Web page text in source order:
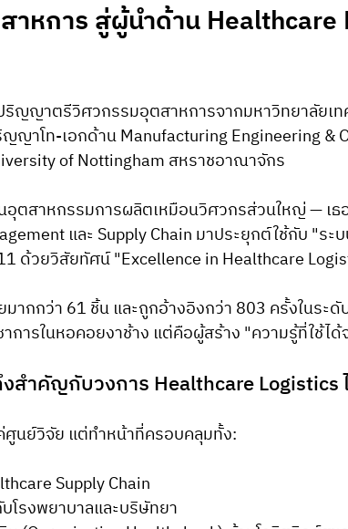
หการ สู่ผู้นำด้าน Healthcare
ญาตรีวิศวกรรมอุตสาหการจากมหาวิทยาลัยเท
ญญาโท-เอกด้าน Manufacturing Engineering &
of Nottingham สหราชอาณาจักร
นอุตสาหกรรมการผลิตเหมือนวิศวกรส่วนใหญ่ — เ
และ Supply Chain มาประยุกต์ใช้กับ "ร
ด้วยวิสัยทัศน์ "Excellence in Healthcare
ากกว่า 61 ชิ้น และถูกอ้างอิงกว่า 803 ครั้งในระ
าการในหอคอยงาช้าง แต่คือผู้สร้าง "ความรู้ที่ใช้ไ
สำคัญกับวงการ Healthcare Logistics
ศูนย์วิจัย แต่ทำหน้าที่ครอบคลุมทั้ง:
Supply Chain
โรงพยาบาลและบริษัทยา